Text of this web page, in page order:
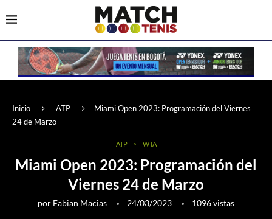
Inicio ATP
Miami Open 2023: Programación del Viernes
24 de Marzo
ATP WTA
Miami Open 2023: Programación del
Viernes 24 de Marzo
por Fabian Macias 24/03/2023 1096vistas